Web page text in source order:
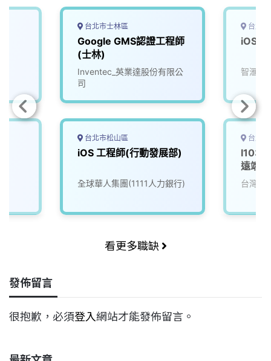
台北市士林區
Google GMS認證工程師
(士林)
Inventec_英業達股份有限公
司
台北市松山區
iOS 工程師(行動發展部)
全球華人集團(1111人力銀行)
台北
iOS
智滙科
台北
I103
遠端
台灣大
看更多職缺
發佈留言
很抱歉，必須登入網站才能發佈留言。